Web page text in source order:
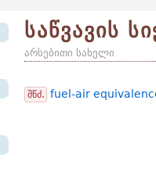
საწვავის
არსებითი სახელი
შწძ. fuel-air